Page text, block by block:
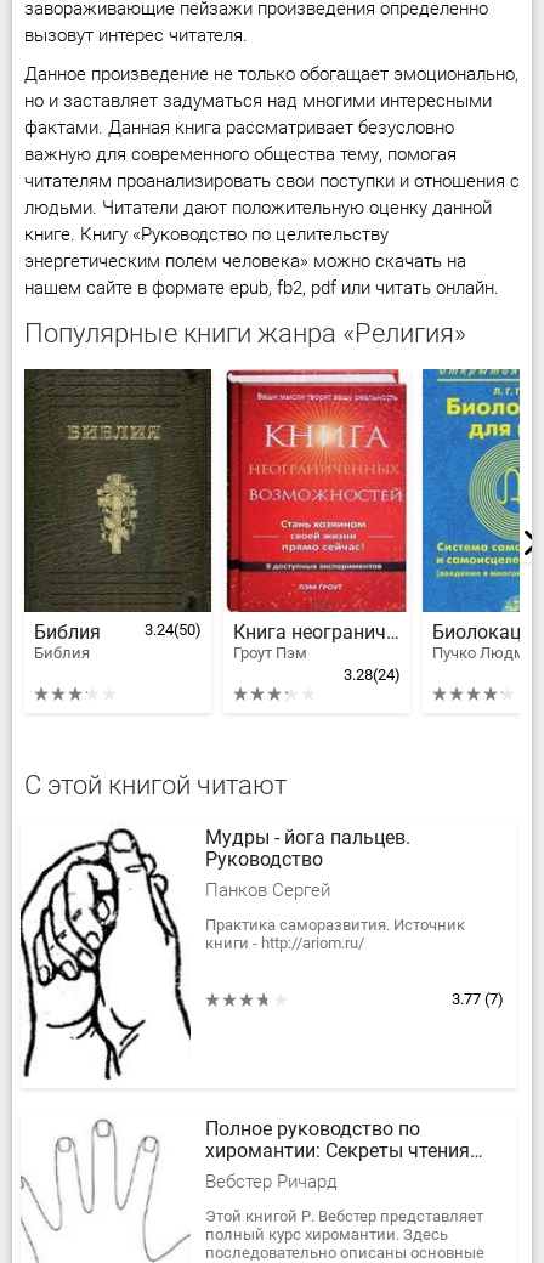
завораживающие пейзажи произведения определенно
вызовут интерес читателя.
Данное произведение не только обогащает эмоционально,
но и заставляет задуматься над многими интересными
фактами. Данная книга рассматривает безусловно
важную для современного общества тему, помогая
читателям проанализировать свои поступки и отношения с
людьми. Читатели дают положительную оценку данной
книге. Книгу «Руководство по целительству
энергетическим полем человека» можно скачать на
нашем сайте в формате epub, fb2, pdf или читать онлайн.
Популярные книги жанра «Религия»
Библия
Библия
3.24(50) Книга неограниченных возможностей. 9 доступных экспериментов
Гроут Пэм
3.28(24)
С этой книгой читают
Мудры - йога пальцев.
Руководство
Панков Сергей
Практика саморазвития. Источник
книги - http://ariom.ru/
3.77 (7)
Полное руководство по
хиромантии: Cекреты чтения
ладони
Вебстер Ричард
Этой книгой Р. Вебстер представляет
полный курс хиромантии. Здесь
последовательно описаны основные